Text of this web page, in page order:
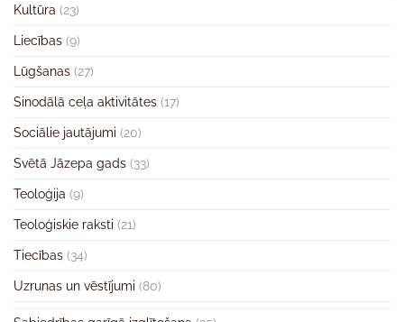
Kultūra (23)
Liecības (9)
Lūgšanas (27)
Sinodālā ceļa aktivitātes (17)
Sociālie jautājumi (20)
Svētā Jāzepa gads (33)
Teoloģija (9)
Teoloģiskie raksti (21)
Tiecības (34)
Uzrunas un vēstījumi (80)